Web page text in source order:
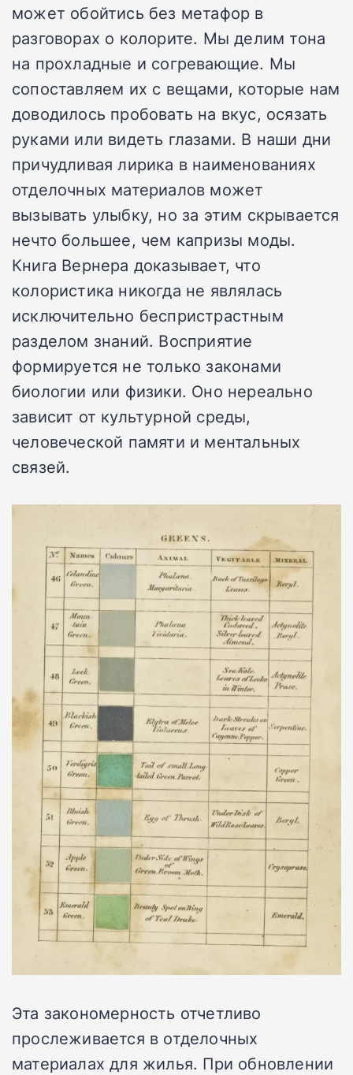
может обойтись без метафор в
разговорах о колорите. Мы делим тона
на прохладные и согревающие. Мы
сопоставляем их с вещами, которые нам
доводилось пробовать на вкус, осязать
руками или видеть глазами. В наши дни
причудливая лирика в наименованиях
отделочных материалов может
вызывать улыбку, но за этим скрывается
нечто большее, чем капризы моды.
Книга Вернера доказывает, что
колористика никогда не являлась
исключительно беспристрастным
разделом знаний. Восприятие
формируется не только законами
биологии или физики. Оно нереально
зависит от культурной среды,
человеческой памяти и ментальных
связей.
Эта закономерность отчетливо
прослеживается в отделочных
материалах для жилья. При обновлении